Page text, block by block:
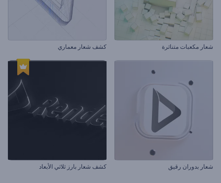
شعار مكعبات متناثرة كشف شعار معماري
شعار بدوران رقيق كشف شعار بارز ثلاثي الأبعاد